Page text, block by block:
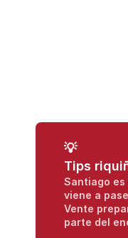
Parque de la
icónica con
Parque de
Parque de
💡
Tips
Santiago
viene a
Vente
parte del